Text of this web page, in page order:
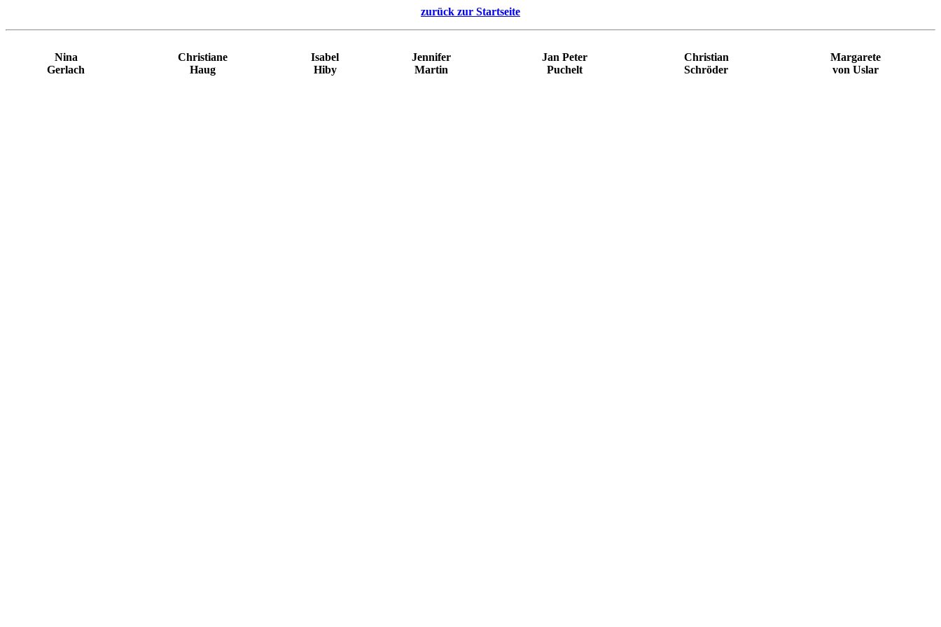
zurück zur Startseite
Nina
Gerlach
Christiane
Haug
Isabel
Hiby
Jennifer
Martin
Jan Peter
Puchelt
Christian
Schröder
Margarete
von Uslar